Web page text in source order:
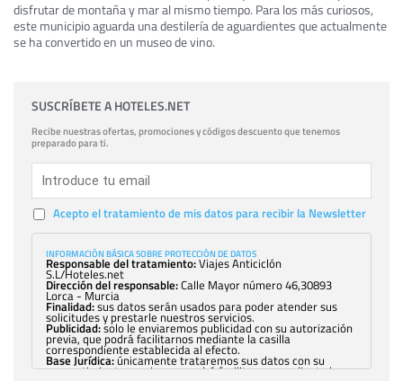
disfrutar de montaña y mar al mismo tiempo. Para los más curiosos,
este municipio aguarda una destilería de aguardientes que actualmente
se ha convertido en un museo de vino.
SUSCRÍBETE A HOTELES.NET
Recibe nuestras ofertas, promociones y códigos descuento que tenemos
preparado para ti.
Acepto el tratamiento de mis datos para recibir la Newsletter
INFORMACIÓN BÁSICA SOBRE PROTECCIÓN DE DATOS
Responsable del tratamiento:Viajes Anticiclón
S.L/Hoteles.net
Dirección del responsable:Calle Mayor número 46,30893
Lorca - Murcia
Finalidad:sus datos serán usados para poder atender sus
solicitudes y prestarle nuestros servicios.
Publicidad:solo le enviaremos publicidad con su autorización
previa, que podrá facilitarnos mediante la casilla
correspondiente establecida al efecto.
Base Jurídica:únicamente trataremos sus datos con su
consentimiento previo, que podrá facilitarnos mediante la